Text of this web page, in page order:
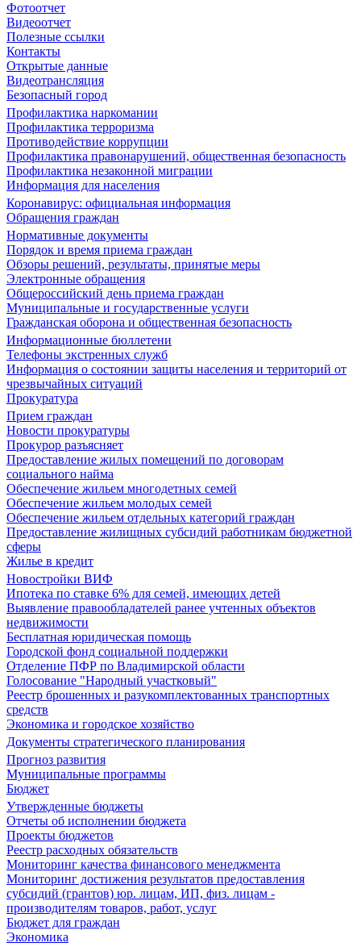
Фотоотчет
Видеоотчет
Полезные ссылки
Контакты
Открытые данные
Видеотрансляция
Безопасный город
Профилактика наркомании
Профилактика терроризма
Противодействие коррупции
Профилактика правонарушений, общественная безопасность
Профилактика незаконной миграции
Информация для населения
Коронавирус: официальная информация
Обращения граждан
Нормативные документы
Порядок и время приема граждан
Обзоры решений, результаты, принятые меры
Электронные обращения
Общероссийский день приема граждан
Муниципальные и государственные услуги
Гражданская оборона и общественная безопасность
Информационные бюллетени
Телефоны экстренных служб
Информация о состоянии защиты населения и территорий от
чрезвычайных ситуаций
Прокуратура
Прием граждан
Новости прокуратуры
Прокурор разъясняет
Предоставление жилых помещений по договорам
социального найма
Обеспечение жильем многодетных семей
Обеспечение жильем молодых семей
Обеспечение жильем отдельных категорий граждан
Предоставление жилищных субсидий работникам бюджетной
сферы
Жилье в кредит
Новостройки ВИФ
Ипотека по ставке 6% для семей, имеющих детей
Выявление правообладателей ранее учтенных объектов
недвижимости
Бесплатная юридическая помощь
Городской фонд социальной поддержки
Отделение ПФР по Владимирской области
Голосование "Народный участковый"
Реестр брошенных и разукомплектованных транспортных
средств
Экономика и городское хозяйство
Документы стратегического планирования
Прогноз развития
Муниципальные программы
Бюджет
Утвержденные бюджеты
Отчеты об исполнении бюджета
Проекты бюджетов
Реестр расходных обязательств
Мониторинг качества финансового менеджмента
Мониторинг достижения результатов предоставления
субсидий (грантов) юр. лицам, ИП, физ. лицам -
производителям товаров, работ, услуг
Бюджет для граждан
Экономика